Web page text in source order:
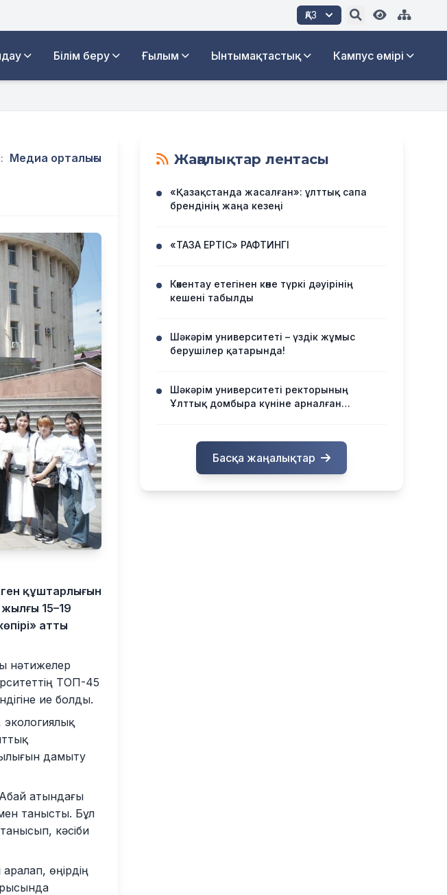
ҚАЗ
Білім беру Ғылым Ынтымақтастық Кампус өмірі
Медиа орталығы
құштарлығын
15–19
атты
нәтижелер
ТОП-45
ие болды.
дамыту
атындағы
танысты. Бұл
танысып, кәсіби
өңірдің
Жаңалықтар лентасы
«Қазақстанда жасалған»: ұлттық сапа
брендінің жаңа кезеңі
«ТАЗА ЕРТІС» РАФТИНГІ
Көкентау етегінен көне түркі дәуірінің
кешені табылды
Шәкәрім университеті – үздік жұмыс
берушілер қатарында!
Шәкәрім университеті ректорының
Ұлттық домбыра күніне арналған
Басқа жаңалықтар